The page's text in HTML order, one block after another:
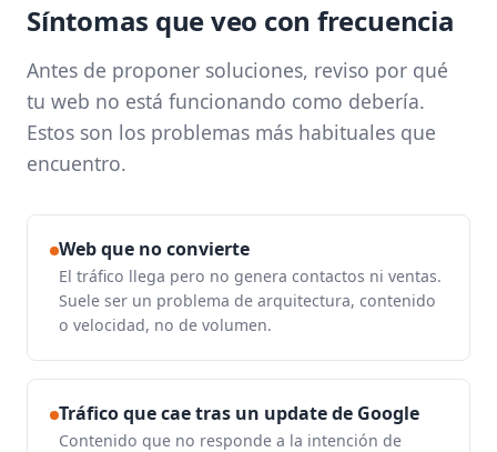
Síntomas que veo con frecuencia
Antes de proponer soluciones, reviso por qué
tu web no está funcionando como debería.
Estos son los problemas más habituales que
encuentro.
Web que no convierte
El tráfico llega pero no genera contactos ni ventas.
Suele ser un problema de arquitectura, contenido
o velocidad, no de volumen.
Tráfico que cae tras un update de Google
Contenido que no responde a la intención de